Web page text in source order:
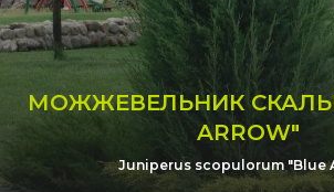
МОЖЖЕВЕЛЬНИК
ARROW"
Juniperus scopulorum "Blue